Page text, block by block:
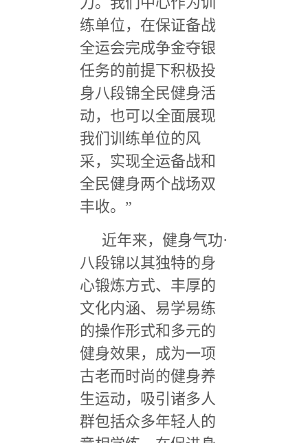
练单位，在保证备战
全运会完成争金夺银
任务的前提下积极投
身八段锦全民健身活
动，也可以全面展现
我们训练单位的风
采，实现全运备战和
全民健身两个战场双
丰收。 ”
近年来，健身气功·
八段锦以其独特的身
心锻炼方式、丰厚的
文化内涵、易学易练
的操作形式和多元的
健身效果，成为一项
古老而时尚的健身养
生运动，吸引诸多人
群包括众多年轻人的